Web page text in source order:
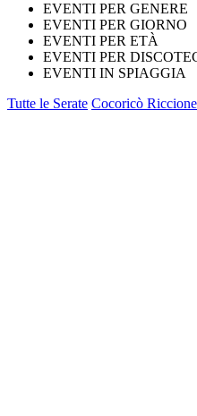
EVENTI PER GENERE
EVENTI PER GIORNO
EVENTI PER ETÀ
EVENTI PER
EVENTI IN SPIAGGIA
Tutte le Serate Cocoricò Riccione